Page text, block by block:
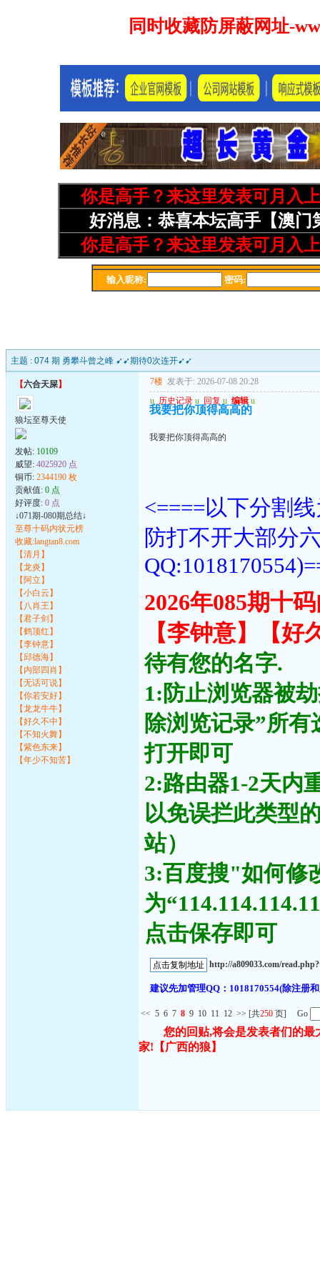
主题 : 074 期 勇攀斗曾之峰 ➹➹期待0次连开➹➹
【六合天屎】
狼坛至尊天使
发帖: 10109
威望: 4025920 点
铜币: 2344190 枚
贡献值: 0 点
好评度: 0 点
↓071期-080期总结↓
至尊十码内状元榜
收藏:langtan8.com
【清月】
【龙炎】
【阿立】
【小白云】
【八肖王】
【君子剑】
【鹤顶红】
【李钟意】
【邱德海】
【内部四肖】
【无话可说】
【你若安好】
【龙龙牛牛】
【好久不中】
【不知火舞】
【紫色东来】
【年少不知苦】
7楼 发表于: 2026-07-08 20:28
u 历史记录 u 回复 u 编辑 u
我要把你顶得高高的
我要把你顶得高高的
<====以下分割
防打不开大部分
2026年085期十
【李钟意】【
待有您的名字.
1:防止浏览器被
除浏览记录”所
打开即可
2:路由器1-2天内
以免误拦此类型
站）
3:百度搜"如何修
为
点击保存即可
http://a809033.com/
建议先加管理QQ：1018170554(除注册
<< 5 6 7 8 9 10 11 12 >> [共250 页] Go
您的回贴,将会是发表者们的
家! 【广西的狼】